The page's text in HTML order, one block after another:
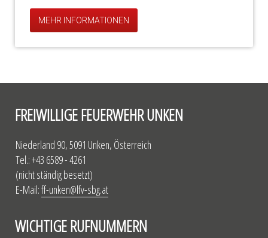
MEHR INFORMATIONEN
FREIWILLIGE FEUERWEHR UNKEN
Niederland 90, 5091 Unken, Österreich
Tel.: +43 6589 - 4261
(nicht ständig besetzt)
E-Mail:ff-unken@lfv-sbg.at
WICHTIGE RUFNUMMERN